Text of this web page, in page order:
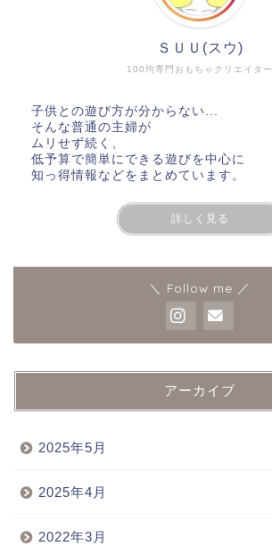
100均専門おもちゃクリエイター
ＳＵＵ(スウ)
子供との遊び方が分からない...
そんな普通の主婦が
ムリせず続く、
低予算で簡単にできる遊びを中心に
知っ得情報などをまとめています。
詳しく見る
＼ Follow me ／
アーカイブ
2025年5月
2025年4月
2022年3月